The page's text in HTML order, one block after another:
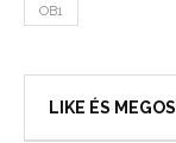
OB1
LIKE ÉS